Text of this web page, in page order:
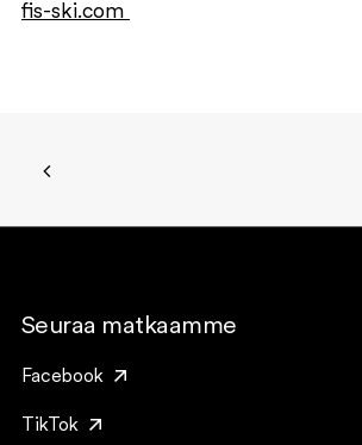
fis-ski.com
Seuraa matkaamme
Facebook
TikTok